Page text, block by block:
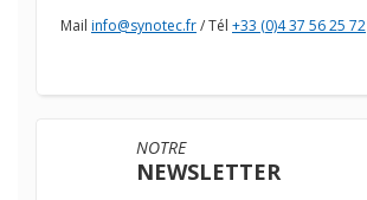
Mail info@synotec.fr/ Tél +33 (0)4 37 56 25 72
NOTRE
NEWSLETTER